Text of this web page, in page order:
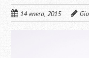
14 enero, 2015